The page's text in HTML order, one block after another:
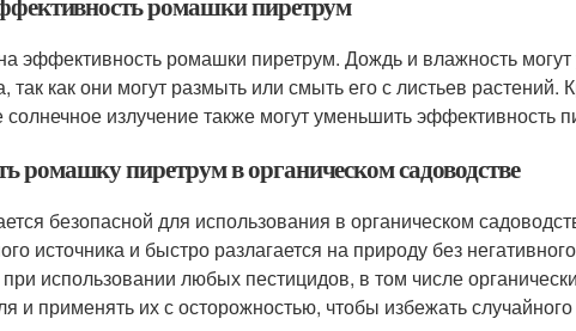
эффективность ромашки пиретрум. Дождь и влажность
так как они могут размыть или смыть его с листьев растений.
излучение также могут уменьшить эффективность
ромашку пиретрум в органическом садоводстве
безопасной для использования в органическом
источника и быстро разлагается на природу без
использовании любых пестицидов, в том числе
и применять их с осторожностью, чтобы избежать